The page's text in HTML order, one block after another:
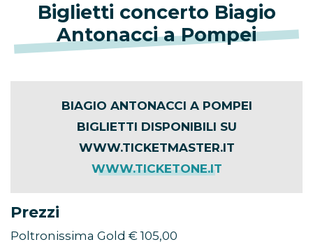
Biglietti concerto Biagio
Antonacci a Pompei
BIAGIO ANTONACCI A POMPEI
BIGLIETTI DISPONIBILI SU
WWW.TICKETMASTER.IT
WWW.TICKETONE.IT
Prezzi
Poltronissima Gold € 105,00